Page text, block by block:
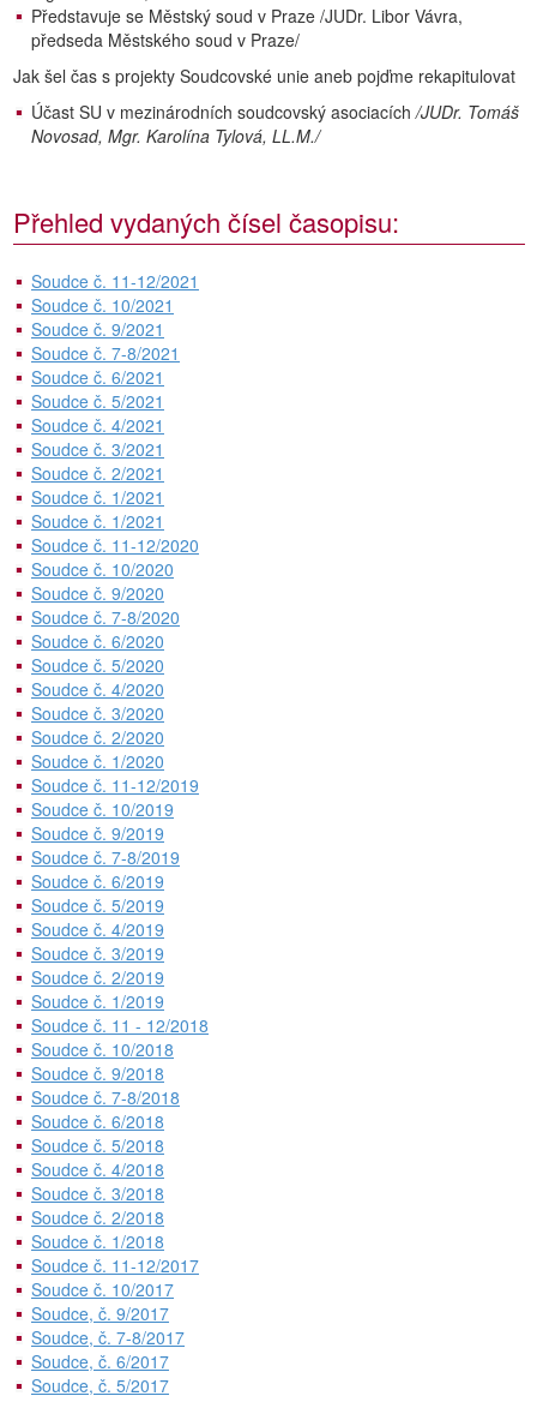
Představuje se Městský soud v Praze /JUDr. Libor Vávra,
předseda Městského soud v Praze/
Jak šel čas s projekty Soudcovské unie aneb pojďme rekapitulovat
Účast SU v mezinárodních soudcovský asociacích /JUDr. Tomáš
Novosad, Mgr. Karolína Tylová, LL.M./
Přehled vydaných čísel časopisu:
Soudce č. 11-12/2021
Soudce č. 10/2021
Soudce č. 9/2021
Soudce č. 7-8/2021
Soudce č. 6/2021
Soudce č. 5/2021
Soudce č. 4/2021
Soudce č. 3/2021
Soudce č. 2/2021
Soudce č. 1/2021
Soudce č. 1/2021
Soudce č. 11-12/2020
Soudce č. 10/2020
Soudce č. 9/2020
Soudce č. 7-8/2020
Soudce č. 6/2020
Soudce č. 5/2020
Soudce č. 4/2020
Soudce č. 3/2020
Soudce č. 2/2020
Soudce č. 1/2020
Soudce č. 11-12/2019
Soudce č. 10/2019
Soudce č. 9/2019
Soudce č. 7-8/2019
Soudce č. 6/2019
Soudce č. 5/2019
Soudce č. 4/2019
Soudce č. 3/2019
Soudce č. 2/2019
Soudce č. 1/2019
Soudce č. 11 - 12/2018
Soudce č. 10/2018
Soudce č. 9/2018
Soudce č. 7-8/2018
Soudce č. 6/2018
Soudce č. 5/2018
Soudce č. 4/2018
Soudce č. 3/2018
Soudce č. 2/2018
Soudce č. 1/2018
Soudce č. 11-12/2017
Soudce č. 10/2017
Soudce, č. 9/2017
Soudce, č. 7-8/2017
Soudce, č. 6/2017
Soudce, č. 5/2017